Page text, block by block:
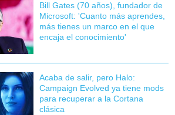
Bill Gates (70 años), fundador de
Microsoft: 'Cuanto más aprendes,
más tienes un marco en el que
encaja el conocimiento'
Acaba de salir, pero Halo:
Campaign Evolved ya tiene mods
para recuperar a la Cortana
clásica